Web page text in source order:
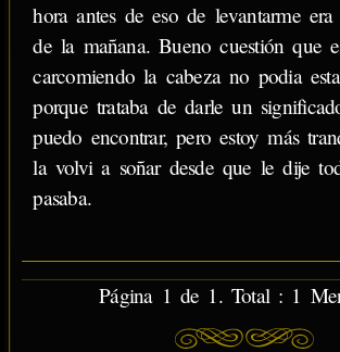
hora antes de eso de levantarme
de la mañana. Bueno cuestión que
carcomiendo la cabeza no podia
porque trataba de darle un
puedo encontrar, pero estoy más
la volvi a soñar desde que le dije
pasaba.
Página 1 de 1. Total : 1